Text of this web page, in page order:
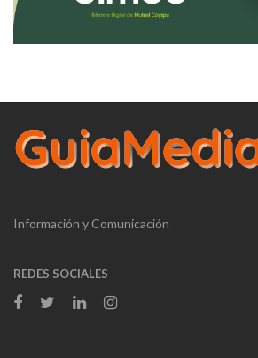
Información y Comunicación
REDES SOCIALES